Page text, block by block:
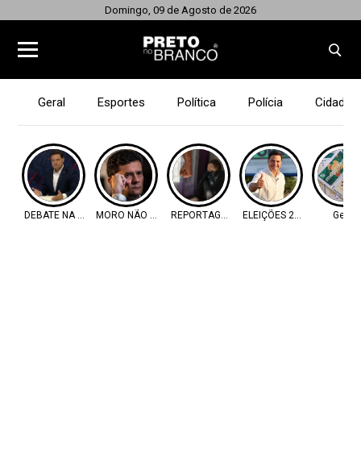
Domingo, 09 de Agosto de 2026
Geral Esportes Política Polícia Cidades
DEBATE NA BANDMORO NÃO VAI REPORTAGEM ELEIÇÕES 2026 Geral